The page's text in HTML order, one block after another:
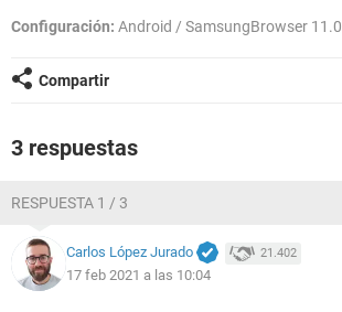
Configuración: Android / SamsungBrowser 11.0
Compartir
3 respuestas
RESPUESTA 1 / 3
Carlos López Jurado 21.402
17 feb 2021 a las 10:04